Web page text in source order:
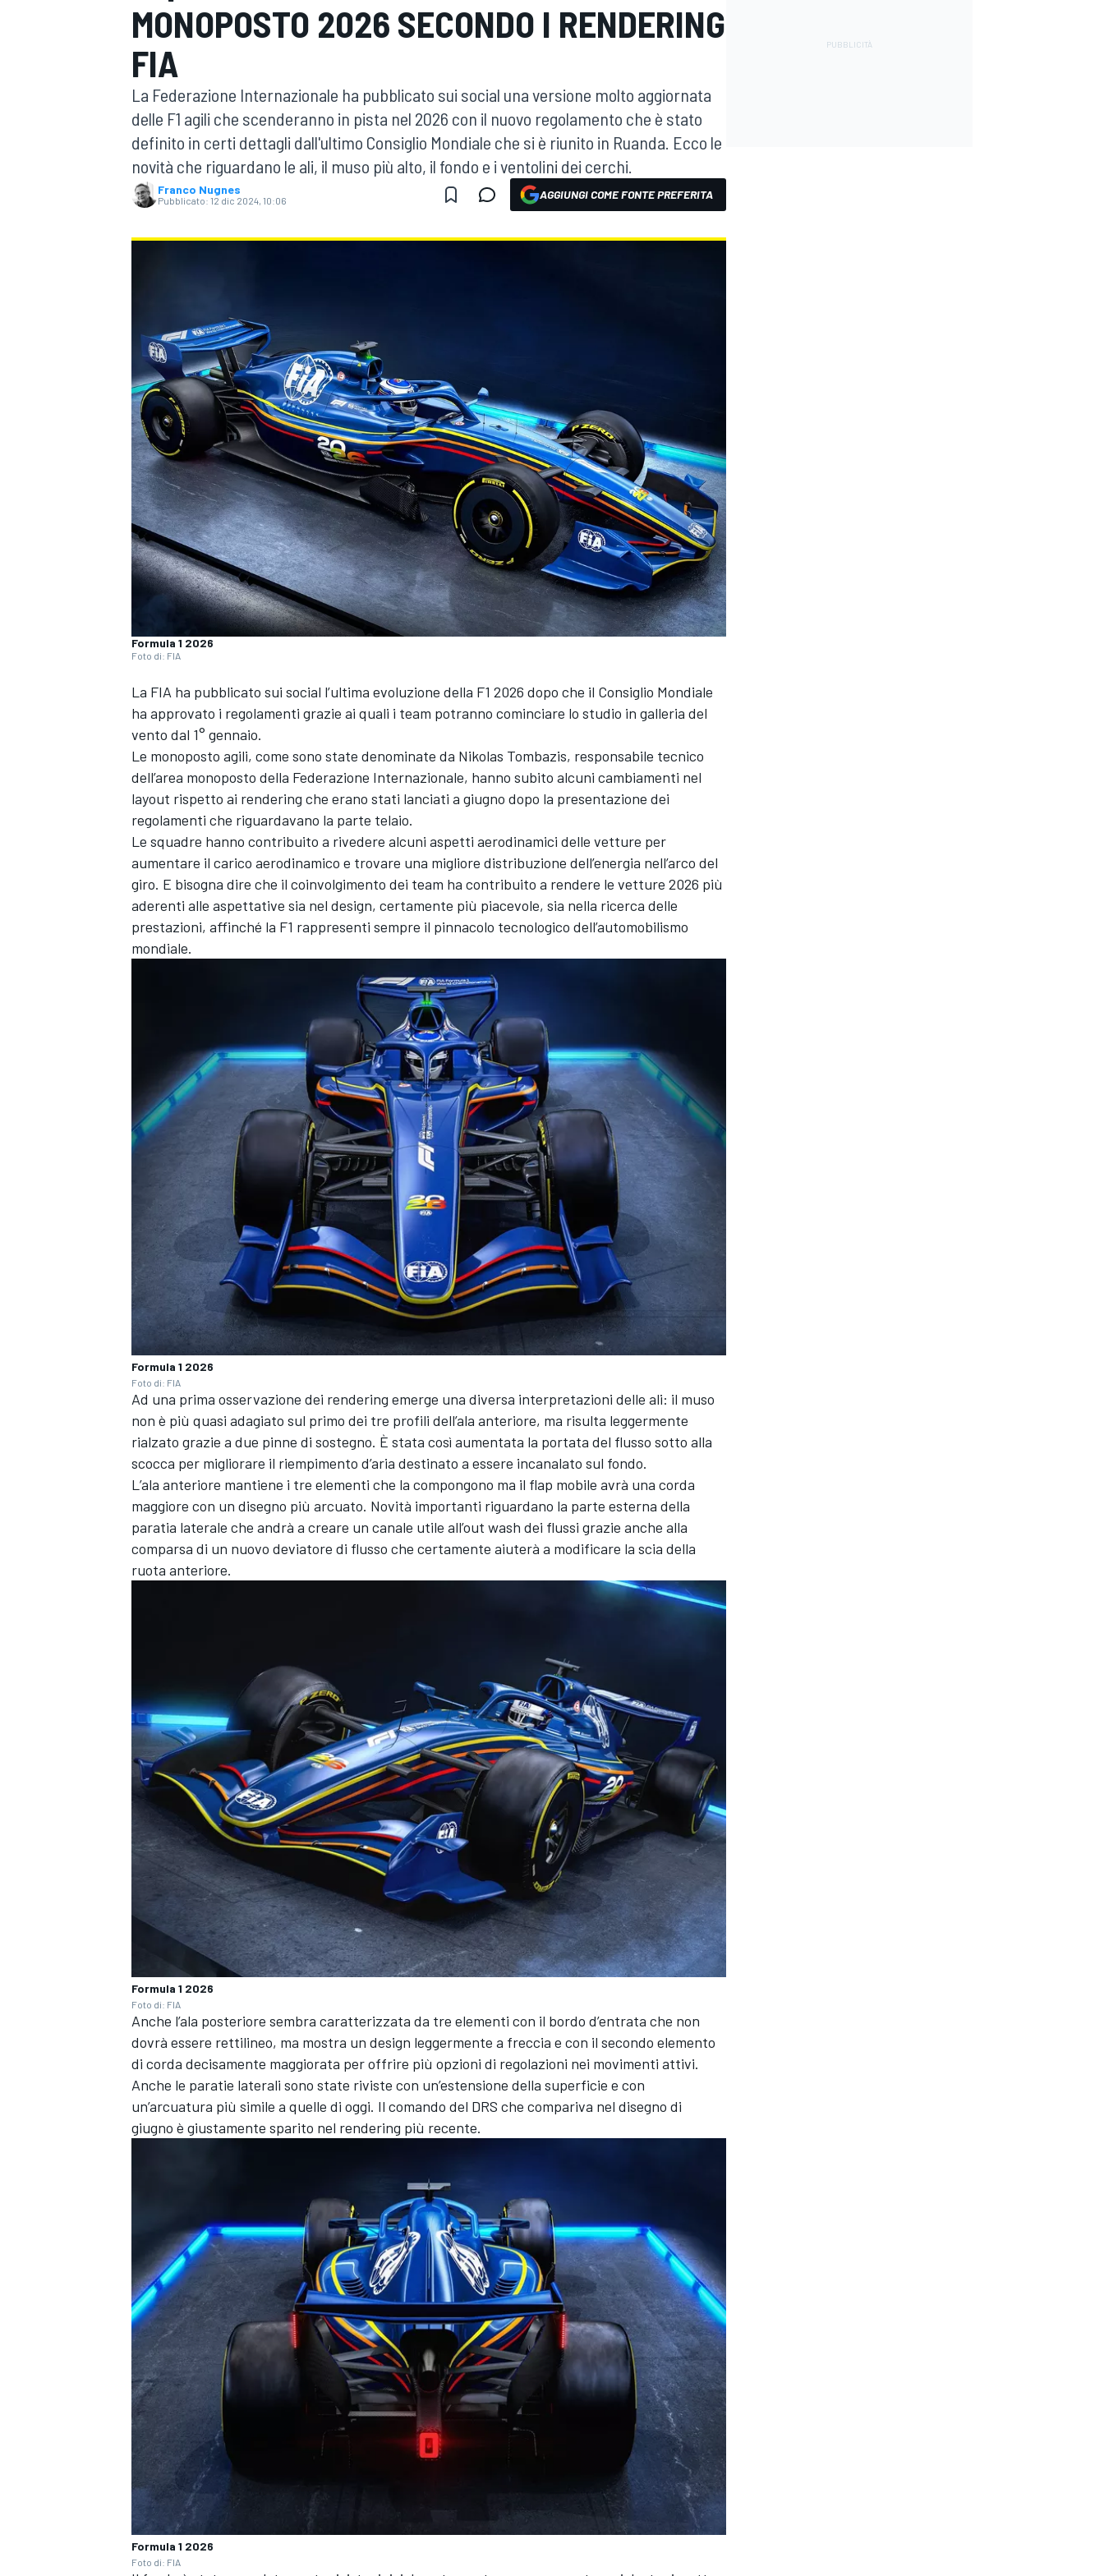
MOTOGP WEC
WRC
MONOPOSTO
ENDURANCE/GT
MONOMARCA
MONOPOSTO 2026 SECONDO I RENDERING
FIA
La Federazione Internazionale ha pubblicato sui social una versione molto aggiornata
delle F1 agili che scenderanno in pista nel 2026 con il nuovo regolamento che è stato
definito in certi dettagli dall'ultimo Consiglio Mondiale che si è riunito in Ruanda. Ecco le
novità che riguardano le ali, il muso più alto, il fondo e i ventolini dei cerchi.
Franco Nugnes
Pubblicato: 12 dic 2024, 10:06 AGGIUNGI COME FONTE PREFERITA
Formula 1 2026
Foto di: FIA
La FIA ha pubblicato sui social l’ultima evoluzione della F1 2026 dopo che il Consiglio Mondiale
ha approvato i regolamenti grazie ai quali i team potranno cominciare lo studio in galleria del
vento dal 1° gennaio.
Le monoposto agili, come sono state denominate da Nikolas Tombazis, responsabile tecnico
dell’area monoposto della Federazione Internazionale, hanno subito alcuni cambiamenti nel
layout rispetto ai rendering che erano stati lanciati a giugno dopo la presentazione dei
regolamenti che riguardavano la parte telaio.
Le squadre hanno contribuito a rivedere alcuni aspetti aerodinamici delle vetture per
aumentare il carico aerodinamico e trovare una migliore distribuzione dell’energia nell’arco del
giro. E bisogna dire che il coinvolgimento dei team ha contribuito a rendere le vetture 2026 più
aderenti alle aspettative sia nel design, certamente più piacevole, sia nella ricerca delle
prestazioni, affinché la F1 rappresenti sempre il pinnacolo tecnologico dell’automobilismo
mondiale.
Formula 1 2026
Foto di: FIA
Ad una prima osservazione dei rendering emerge una diversa interpretazioni delle ali: il muso
non è più quasi adagiato sul primo dei tre profili dell’ala anteriore, ma risulta leggermente
rialzato grazie a due pinne di sostegno. È stata così aumentata la portata del flusso sotto alla
scocca per migliorare il riempimento d’aria destinato a essere incanalato sul fondo.
L’ala anteriore mantiene i tre elementi che la compongono ma il flap mobile avrà una corda
maggiore con un disegno più arcuato. Novità importanti riguardano la parte esterna della
paratia laterale che andrà a creare un canale utile all’out wash dei flussi grazie anche alla
comparsa di un nuovo deviatore di flusso che certamente aiuterà a modificare la scia della
ruota anteriore.
Formula 1 2026
Foto di: FIA
Anche l’ala posteriore sembra caratterizzata da tre elementi con il bordo d’entrata che non
dovrà essere rettilineo, ma mostra un design leggermente a freccia e con il secondo elemento
di corda decisamente maggiorata per offrire più opzioni di regolazioni nei movimenti attivi.
Anche le paratie laterali sono state riviste con un’estensione della superficie e con
un’arcuatura più simile a quelle di oggi. Il comando del DRS che compariva nel disegno di
giugno è giustamente sparito nel rendering più recente.
Formula 1 2026
Foto di: FIA